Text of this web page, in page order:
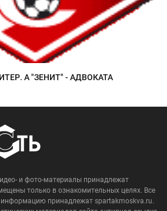
А "ЗЕНИТ" - АДВОКАТА
и фото-материалы принадлежат
только в ознакомительных целях. Все
информацию принадлежат spartakmoskva.ru.